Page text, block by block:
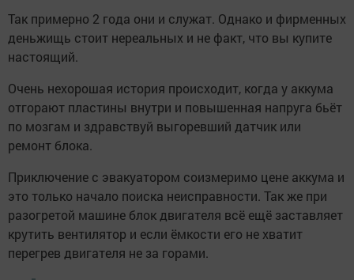
Так примерно 2 года они и служат. Однако и фирменных
деньжищь стоит нереальных и не факт, что вы купите
настоящий.
Очень нехорошая история происходит, когда у аккума
отгорают пластины внутри и повышенная напруга бьёт
по мозгам и здравствуй выгоревший датчик или
ремонт блока.
Приключение с эвакуатором соизмеримо цене аккума и
это только начало поиска неисправности. Так же при
разогретой машине блок двигателя всё ещё заставляет
крутить вентилятор и если ёмкости его не хватит
перегрев двигателя не за горами.